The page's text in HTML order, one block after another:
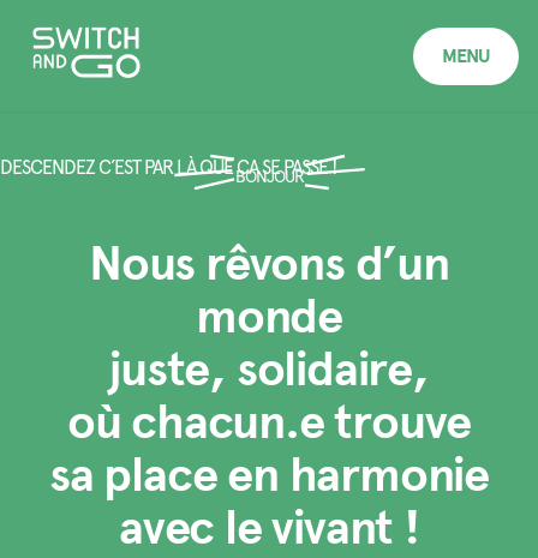
MENU
BONJOUR
Nous rêvons d’un
monde
juste, solidaire,
où chacun.e trouve
sa place en harmonie
avec le vivant !
DESCENDEZ C’EST PAR LÀ QUE CA SE PASSE !